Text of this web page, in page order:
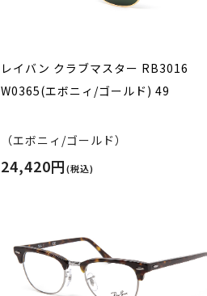
レイバン クラブマスター RB3016
W0365(エボニィ/ゴールド) 49
（エボニィ/ゴールド）
24,420円(税込)